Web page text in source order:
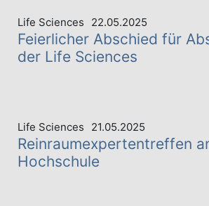
Life Sciences 22.05.2025
Feierlicher Abschied für
der Life Sciences
Life Sciences 21.05.2025
Reinraumexpertentreffen
Hochschule